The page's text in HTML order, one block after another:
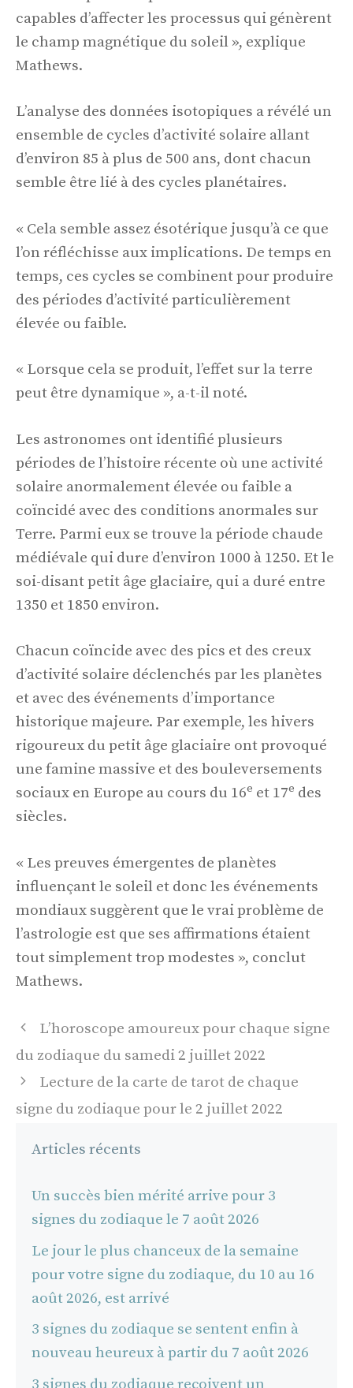
capables d’affecter les processus qui génèrent
le champ magnétique du soleil », explique
Mathews.
L’analyse des données isotopiques a révélé un
ensemble de cycles d’activité solaire allant
d’environ 85 à plus de 500 ans, dont chacun
semble être lié à des cycles planétaires.
« Cela semble assez ésotérique jusqu’à ce que
l’on réfléchisse aux implications. De temps en
temps, ces cycles se combinent pour produire
des périodes d’activité particulièrement
élevée ou faible.
« Lorsque cela se produit, l’effet sur la terre
peut être dynamique », a-t-il noté.
Les astronomes ont identifié plusieurs
périodes de l’histoire récente où une activité
solaire anormalement élevée ou faible a
coïncidé avec des conditions anormales sur
Terre. Parmi eux se trouve la période chaude
médiévale qui dure d’environ 1000 à 1250. Et le
soi-disant petit âge glaciaire, qui a duré entre
1350 et 1850 environ.
Chacun coïncide avec des pics et des creux
d’activité solaire déclenchés par les planètes
et avec des événements d’importance
historique majeure. Par exemple, les hivers
rigoureux du petit âge glaciaire ont provoqué
une famine massive et des bouleversements
sociaux en Europe au cours du 16e et 17e des
siècles.
« Les preuves émergentes de planètes
influençant le soleil et donc les événements
mondiaux suggèrent que le vrai problème de
l’astrologie est que ses affirmations étaient
tout simplement trop modestes », conclut
Mathews.
Navigation
des
L’horoscope amoureux pour chaque signe
du zodiaque du samedi 2 juillet 2022
Lecture de la carte de tarot de chaque
signe du zodiaque pour le 2 juillet 2022
Articles récents
Un succès bien mérité arrive pour 3
signes du zodiaque le 7 août 2026
Le jour le plus chanceux de la semaine
pour votre signe du zodiaque, du 10 au 16
août 2026, est arrivé
3 signes du zodiaque se sentent enfin à
nouveau heureux à partir du 7 août 2026
3 signes du zodiaque reçoivent un